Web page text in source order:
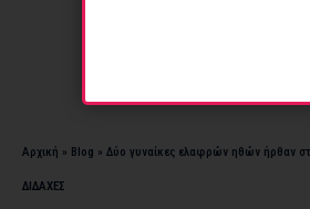
Αρχική » Blog » Δύο γυναίκες ελαφρών ηθών ήρθαν
ΔΙΔΑΧΕΣ